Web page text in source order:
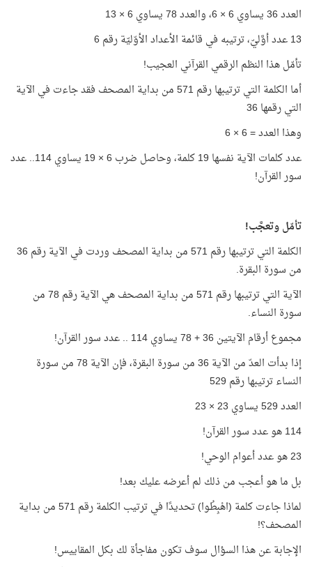
العدد 36 يساوي 6 × 6، والعدد 78 يساوي 6 × 13
13 عدد أوَّليّ، ترتيبه في قائمة الأعداد الأوّليّة رقم 6
تأمّل هذا النظم الرقمي القرآني العجيب!
أما الكلمة التي ترتيبها رقم 571 من بداية المصحف فقد جاءت في الآية
التي رقمها 36
وهذا العدد = 6 × 6
عدد كلمات الآية نفسها 19 كلمة، وحاصل ضرب 6 × 19 يساوي 114.. عدد
سور القرآن!
تأمّل وتعجَّب!
الكلمة التي ترتيبها رقم 571 من بداية المصحف وردت في الآية رقم 36
من سورة البقرة.
الآية التي ترتيبها رقم 571 من بداية المصحف هي الآية رقم 78 من
سورة النساء.
مجموع أرقام الآيتين 36 + 78 يساوي 114 .. عدد سور القرآن!
إذا بدأت العدّ من الآية 36 من سورة البقرة، فإن الآية 78 من سورة
النساء ترتيبها رقم 529
العدد 529 يساوي 23 × 23
114 هو عدد سور القرآن!
23 هو عدد أعوام الوحي!
بل ما هو أعجب من ذلك لم أعرضه عليك بعد!
لماذا جاءت كلمة (اهْبِطُوا) تحديدًا في ترتيب الكلمة رقم 571 من بداية
المصحف؟!
الإجابة عن هذا السؤال سوف تكون مفاجأة لك بكل المقاييس!